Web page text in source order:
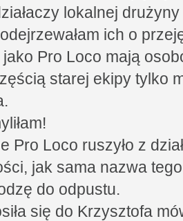
lokalnej
ich o
Pro Loco mają
starej ekipy tylko
Pro Loco ruszyło z
jak sama nazwa
do odpustu.
się do Krzysztofa